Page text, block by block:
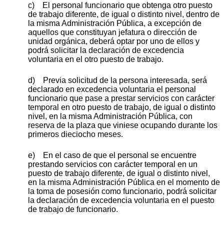
c) El personal funcionario que obtenga otro puesto
de trabajo diferente, de igual o distinto nivel, dentro de
la misma Administración Pública, a excepción de
aquellos que constituyan jefatura o dirección de
unidad orgánica, deberá optar por uno de ellos y
podrá solicitar la declaración de excedencia
voluntaria en el otro puesto de trabajo.
d) Previa solicitud de la persona interesada, será
declarado en excedencia voluntaria el personal
funcionario que pase a prestar servicios con carácter
temporal en otro puesto de trabajo, de igual o distinto
nivel, en la misma Administración Pública, con
reserva de la plaza que viniese ocupando durante los
primeros dieciocho meses.
e) En el caso de que el personal se encuentre
prestando servicios con carácter temporal en un
puesto de trabajo diferente, de igual o distinto nivel,
en la misma Administración Pública en el momento de
la toma de posesión como funcionario, podrá solicitar
la declaración de excedencia voluntaria en el puesto
de trabajo de funcionario.